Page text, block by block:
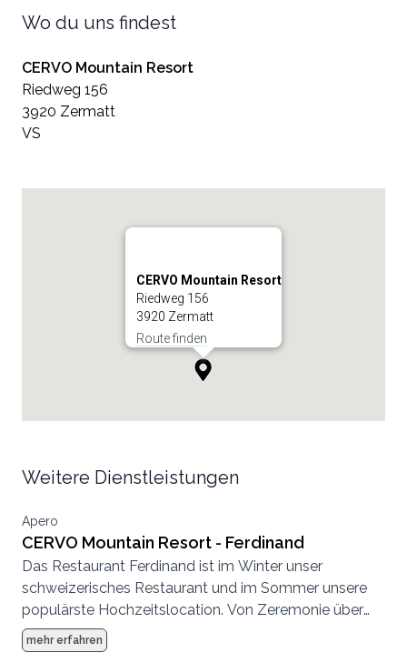
Wo du uns findest
CERVO Mountain Resort
Riedweg 156
3920 Zermatt
VS
CERVO Mountain Resort
Riedweg 156
3920 Zermatt
Route finden
Weitere Dienstleistungen
Apero
CERVO Mountain Resort - Ferdinand
Das Restaurant Ferdinand ist im Winter unser
schweizerisches Restaurant und im Sommer unsere
populärste Hochzeitslocation. Von Zeremonie über
Abendessen bis zur Party, hier können wir eine
komplette Hochzeit von Anfang bis Ende
mehr erfahren